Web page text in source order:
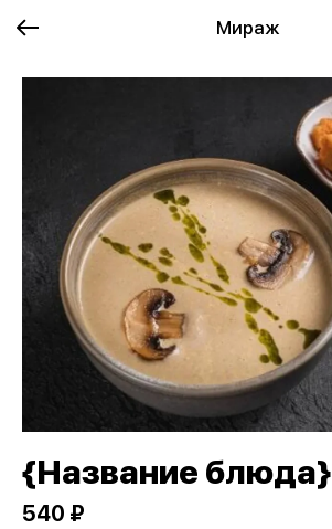
Мираж
{Название блюда}
540 ₽